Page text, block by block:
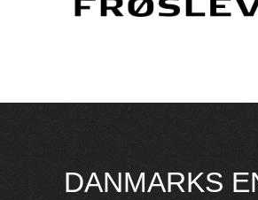
DANMARKS